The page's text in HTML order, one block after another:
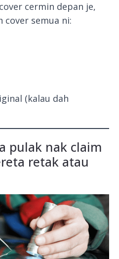
cermin depan je,
cover semua ni:
(kalau dah
pulak nak claim
retak atau